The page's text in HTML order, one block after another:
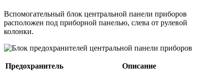
Вспомогательный блок центральной панели приборов
расположен под приборной панелью, слева от рулевой
колонки.
Предохранитель
Описание